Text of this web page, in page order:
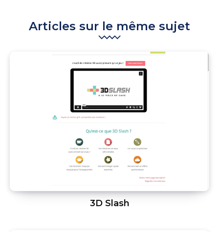
Articles sur le même sujet
3D Slash